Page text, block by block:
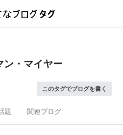
ン・マイヤー
このタグでブログを書く
題 関連ブログ